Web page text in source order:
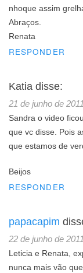
nhoque assim
Abraços.
Renata
RESPONDER
Katia disse:
21 de junho de
Sandra o video
que vc disse. Pois
que estamos de
Beijos
RESPONDER
papacapim
22 de junho de
Leticia e Renata,
nunca mais vão